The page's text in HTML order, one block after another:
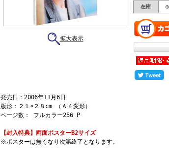
拡大表示
在庫 ◎
発売日：2006年11月6日
版形：２１×２８cm （Ａ４変形）
ページ数： フルカラー256 P
【封入特典】両面ポスターB2サイズ
※ポスターは無くなり次第終了となります。